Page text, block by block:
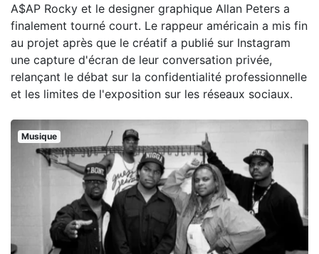
A$AP Rocky et le designer graphique Allan Peters a
finalement tourné court. Le rappeur américain a mis fin
au projet après que le créatif a publié sur Instagram
une capture d'écran de leur conversation privée,
relançant le débat sur la confidentialité professionnelle
et les limites de l'exposition sur les réseaux sociaux.
Musique